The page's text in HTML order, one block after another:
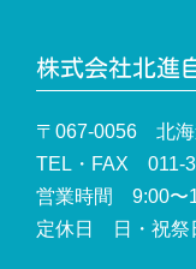
株式会社北進
〒067-0056 北海
TEL・FAX 011-
営業時間 9:00〜
定休日 日・祝祭